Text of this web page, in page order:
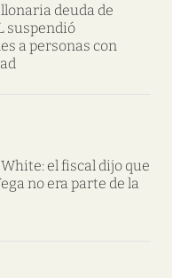
deuda de
suspendió
a personas con
el fiscal dijo que
no era parte de la